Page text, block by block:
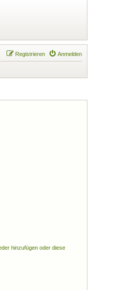
Anmelden
Registrieren
hinzufügen oder diese